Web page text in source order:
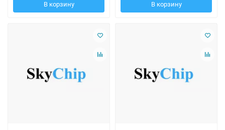
В корзину В корзину